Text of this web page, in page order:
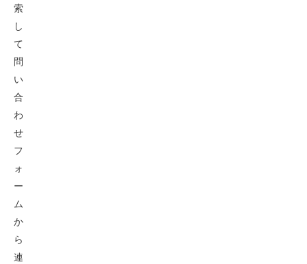
索
し
て
問
い
合
わ
せ
フ
ォ
ー
ム
か
ら
連